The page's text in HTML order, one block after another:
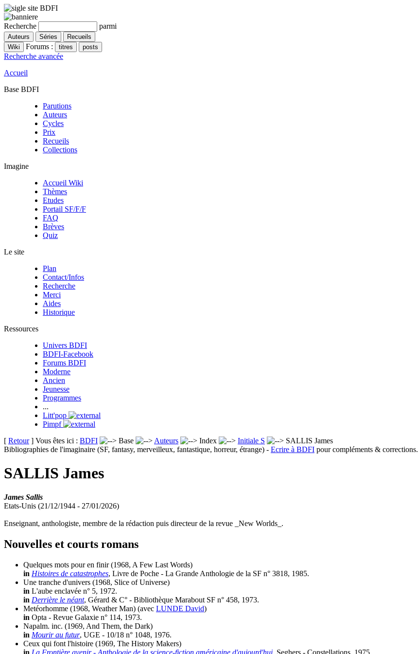
Recherche parmi
Forums :
Recherche avancée
Accueil
Base BDFI
Parutions
Auteurs
Cycles
Prix
Recueils
Collections
Imagine
Accueil Wiki
Thèmes
Etudes
Portail SF/F/F
FAQ
Brèves
Quiz
Le site
Plan
Contact/Infos
Recherche
Merci
Aides
Historique
Ressources
Univers BDFI
BDFI-Facebook
Forums BDFI
Moderne
Ancien
Jeunesse
Programmes
...
Litt'pop
Pimpf
[ Retour] Vous êtes ici : BDFI Base Auteurs Index Initiale S
SALLIS James
Bibliographies de l'imaginaire (SF, fantasy, merveilleux, fantastique, horreur, étrange) - Ecrire à BDFI pour compléments & corrections.
SALLIS James
James Sallis
Etats-Unis (21/12/1944 - 27/01/2026)
Enseignant, anthologiste, membre de la rédaction puis directeur de la revue _New Worlds_.
Nouvelles et courts romans
Quelques mots pour en finir (1968, A Few Last Words)
in Histoires de catastrophes, Livre de Poche - La Grande Anthologie de la SF n° 3818, 1985.
Une tranche d'univers (1968, Slice of Universe)
in L'aube enclavée n° 5, 1972.
in Derrière le néant, Gérard & C° - Bibliothèque Marabout SF n° 458, 1973.
Metéorhomme (1968, Weather Man) (avec LUNDE David)
in Opta - Revue Galaxie n° 114, 1973.
Napalm. inc. (1969, And Them, the Dark)
in Mourir au futur, UGE - 10/18 n° 1048, 1976.
Ceux qui font l'histoire (1969, The History Makers)
in La Frontière avenir - Anthologie de la science-fiction américaine d'aujourd'hui , Seghers - Constellations, 1975.